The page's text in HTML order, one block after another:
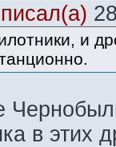
и
в этих